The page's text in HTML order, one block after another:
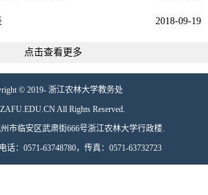
2018-09-19
点击查看更多
© 2019- 浙江农林大学教务处
All Rights Reserved.
市临安区武肃街666号浙江农林大学行政楼.
话：0571-63748780，传真：0571-63732723